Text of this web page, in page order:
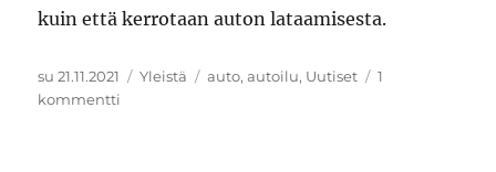
kuin että kerrotaan auton lataamisesta.
Julkaistu
su 21.11.2021 Kategoriat
Yleistä Avainsanat
auto,autoilu, Uutiset
1
kommentti